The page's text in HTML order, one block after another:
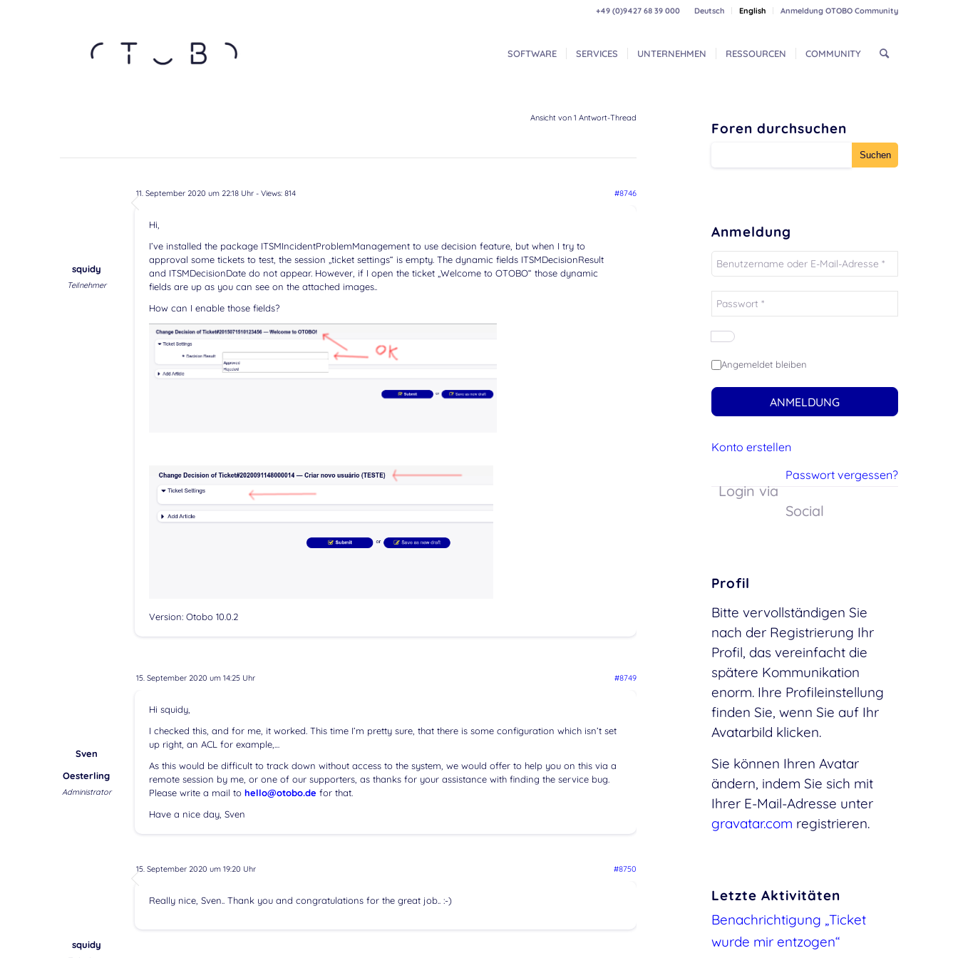
Deutsch English Anmeldung OTOBO Community
+49 (0)9427 68 39 000
SOFTWARE SERVICES UNTERNEHMEN RESSOURCEN COMMUNITY
Ansicht von 1 Antwort-Thread
11. September 2020 um 22:18 Uhr- Views: 814 #8746
squidy
Teilnehmer
Hi,
I’ve installed the package ITSMIncidentProblemManagement to use decision feature, but when I try to
approval some tickets to test, the session „ticket settings“ is empty. The dynamic fields ITSMDecisionResult
and ITSMDecisionDate do not appear. However, if I open the ticket „Welcome to OTOBO“ those dynamic
fields are up as you can see on the attached images..
How can I enable those fields?
Version: Otobo 10.0.2
15. September 2020 um 14:25 Uhr #8749
Sven
Oesterling
Administrator
Hi squidy,
I checked this, and for me, it worked. This time I’m pretty sure, that there is some configuration which isn’t set
up right, an ACL for example,…
As this would be difficult to track down without access to the system, we would offer to help you on this via a
remote session by me, or one of our supporters, as thanks for your assistance with finding the service bug.
Please write a mail to hello@otobo.de for that.
Have a nice day, Sven
15. September 2020 um 19:20 Uhr #8750
squidy
Really nice, Sven.. Thank you and congratulations for the great job.. :-)
Foren durchsuchen
Anmeldung
Angemeldet bleiben
ANMELDUNG
Konto erstellen
Passwort vergessen?
Login via
Social
Profil
Bitte vervollständigen Sie
nach der Registrierung Ihr
Profil, das vereinfacht die
spätere Kommunikation
enorm. Ihre Profileinstellung
finden Sie, wenn Sie auf Ihr
Avatarbild klicken.
Sie können Ihren Avatar
ändern, indem Sie sich mit
Ihrer E-Mail-Adresse unter
gravatar.com registrieren.
Letzte Aktivitäten
Benachrichtigung „Ticket
wurde mir entzogen“